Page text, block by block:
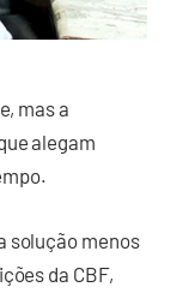
mas a
alegam
solução menos
da CBF,